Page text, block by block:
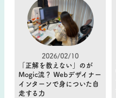
2026/02/10
「正解を教えない」のが
Mogic流？ Webデザイナー
インターンで身についた自
走する力